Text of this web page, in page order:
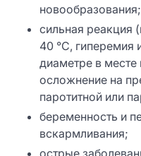
новообразования;
сильная реакция
40 °С, гиперемия
диаметре в
осложнение на
паротитной или
беременность и
вскармливания;
острые